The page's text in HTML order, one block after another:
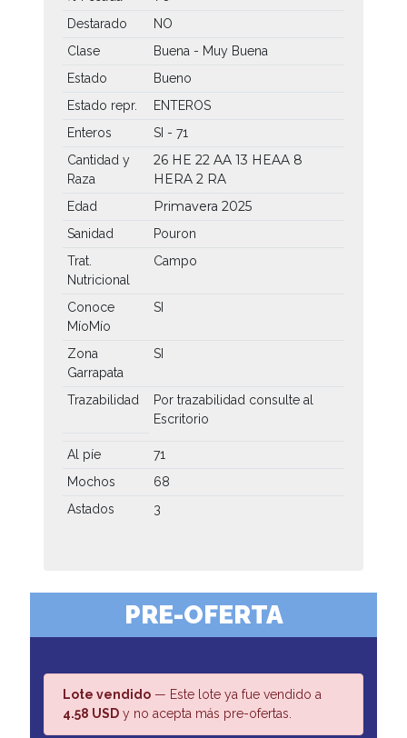
Destarado
NO
Clase
Buena - Muy Buena
Estado
Bueno
Estado repr.
ENTEROS
Enteros
SI - 71
Cantidad y
Raza
26 HE 22 AA 13 HEAA 8
HERA 2 RA
Edad Primavera 2025
Sanidad
Pouron
Trat.
Nutricional
Campo
Conoce
MíoMío
SI
Zona
Garrapata
SI
Trazabilidad
Por trazabilidad consulte al
Escritorio
Al píe
71
Mochos
68
Astados
3
PRE-OFERTA
Lote vendido — Este lote ya fue vendido a
4.58 USD y no acepta más pre-ofertas.